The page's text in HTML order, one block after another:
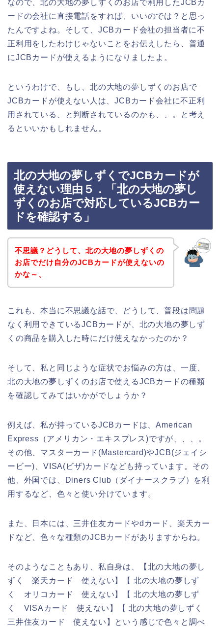
なので、北の大地の夢しずくのお店で利用したJCBカ
ードの会社に直接電話をすれば、いいのでは？と思っ
たんですよね。そして、JCBカード会社の担当者に不
正利用をしたわけじゃないことをお伝えしたら、普通
にJCBカードが使えるようになりましたよ。
というわけで、もし、北の大地の夢しずくのお店で
JCBカードが使えない人は、JCBカード会社に不正利
用されている、と判断されているのかも、、。と考え
るといいかもしれません。
北の大地の夢しずくでJCBカードが
使えない理由５．「北の大地の夢し
ずくのお店で対応しているJCBカー
ドを確認する」
不思議？どうして、北の大地の夢しずくの
お店でだけ自分のJCBカードが使えないの
かな～、
これも、本当に不思議な話で、どうして、普段は問題
なく利用できているJCBカードが、北の大地の夢しず
くの商品を購入した時にだけ使えなかったのか？
そして、私と同じような症状でお悩みの方は、一度、
北の大地の夢しずくのお店で使えるJCBカードの種類
を確認してみてはいかがでしょうか？
例えば、私が持っているJCBカードは、American
Express（アメリカン・エキスプレス)ですが、、、。
その他、マスターカード(Mastercard)やJCB(ジェイシ
ービー)、VISA(ビザ)カードなども持っています。その
他、外国では、Diners Club（ダイナースクラブ）を利
用するなど、色々と使い分けています。
また、日本には、三井住友カードやdカード、楽天カー
ドなど、色々な種類のJCBカードがありますからね。
そのようなこともあり、私自身は、【北の大地の夢し
ずく 楽天カード 使えない】【 北の大地の夢しず
く オリコカード 使えない】【 北の大地の夢しず
く VISAカード 使えない】【 北の大地の夢しずく
三井住友カード 使えない】という感じで色々と調べ